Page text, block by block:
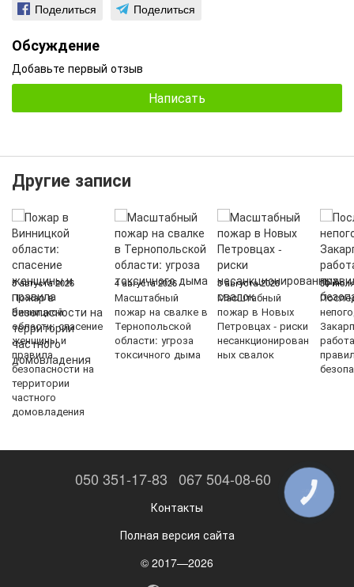
Поделиться Поделиться
Обсуждение
Добавьте первый отзыв
Написать
Другие записи
5 августа 2026
Пожар в
Винницкой
области: спасение
женщины и
правила
безопасности на
территории
частного
домовладения
4 августа 2026
Масштабный
пожар на свалке в
Тернопольской
области: угроза
токсичного дыма
3 августа 2026
Масштабный
пожар в Новых
Петровцах - риски
несанкционирован
ных свалок
30
050 351-17-83 067 504-08-60
Контакты
Полная версия сайта
© 2017—2026
КНОПКА
ЗВ'ЯЗКУ